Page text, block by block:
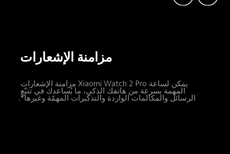
ما عليك سوى قول "Ok, Google." سيحرّر Google
Assistant يديك وسيستمع إلى الإرشادات الصوتية
لمساعدتك في التحكم بجهازك الذكي أو منتجات المنزل
الذكي*.